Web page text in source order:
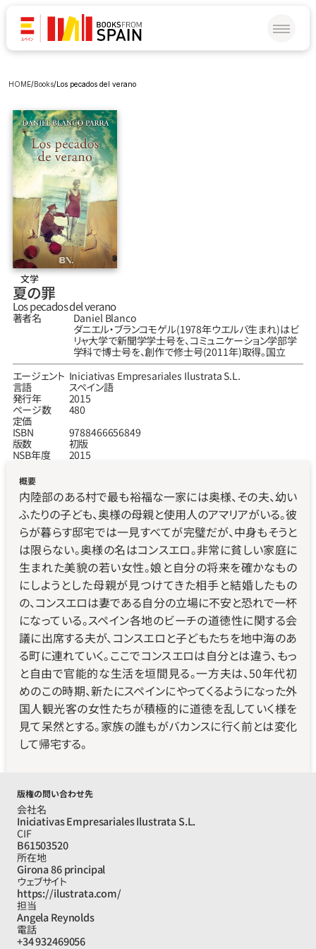
HOME/Books/Los pecados del verano
文学
夏の罪
Los pecados del verano
著者名
Daniel Blanco
ダニエル‧ブランコモゲル（1978年ウエルバ生まれ）はビ
リャ大学で新聞学学士号を、コミュニケーション学部学
学科で博士号を、創作で修士号（2011年）取得。国立
エージェント Iniciativas Empresariales Ilustrata S.L.
言語
スペイン語
発行年
2015
ページ数
480
定価
ISBN
9788466656849
版数
初版
NSB年度
2015
概要
内陸部のある村で最も裕福な一家には奥様、その夫、幼い
ふたりの子ども、奥様の母親と使用人のアマリアがいる。彼
らが暮らす邸宅では一見すべてが完璧だが、中身もそうと
は限らない。奥様の名はコンスエロ。非常に貧しい家庭に
生まれた美貌の若い女性。娘と自分の将来を確かなもの
にしようとした母親が見つけてきた相手と結婚したもの
の、コンスエロは妻である自分の立場に不安と恐れで一杯
になっている。スペイン各地のビーチの道徳性に関する会
議に出席する夫が、コンスエロと子どもたちを地中海のあ
る町に連れていく。ここでコンスエロは自分とは違う、もっ
と自由で官能的な生活を垣間見る。一方夫は、50年代初
めのこの時期、新たにスペインにやってくるようになった外
国人観光客の女性たちが積極的に道徳を乱していく様を
見て呆然とする。家族の誰もがバカンスに行く前とは変化
して帰宅する。
版権の問い合わせ先
会社名
Iniciativas Empresariales Ilustrata S.L.
CIF
B61503520
所在地
Girona 86 principal
ウェブサイト
https://ilustrata.com/
担当
Angela Reynolds
電話
+34 932469056